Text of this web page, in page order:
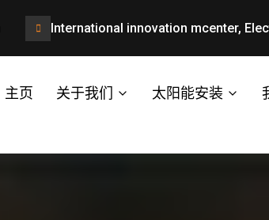
International innovation mcenter,
主页 关于我们 太阳能安装